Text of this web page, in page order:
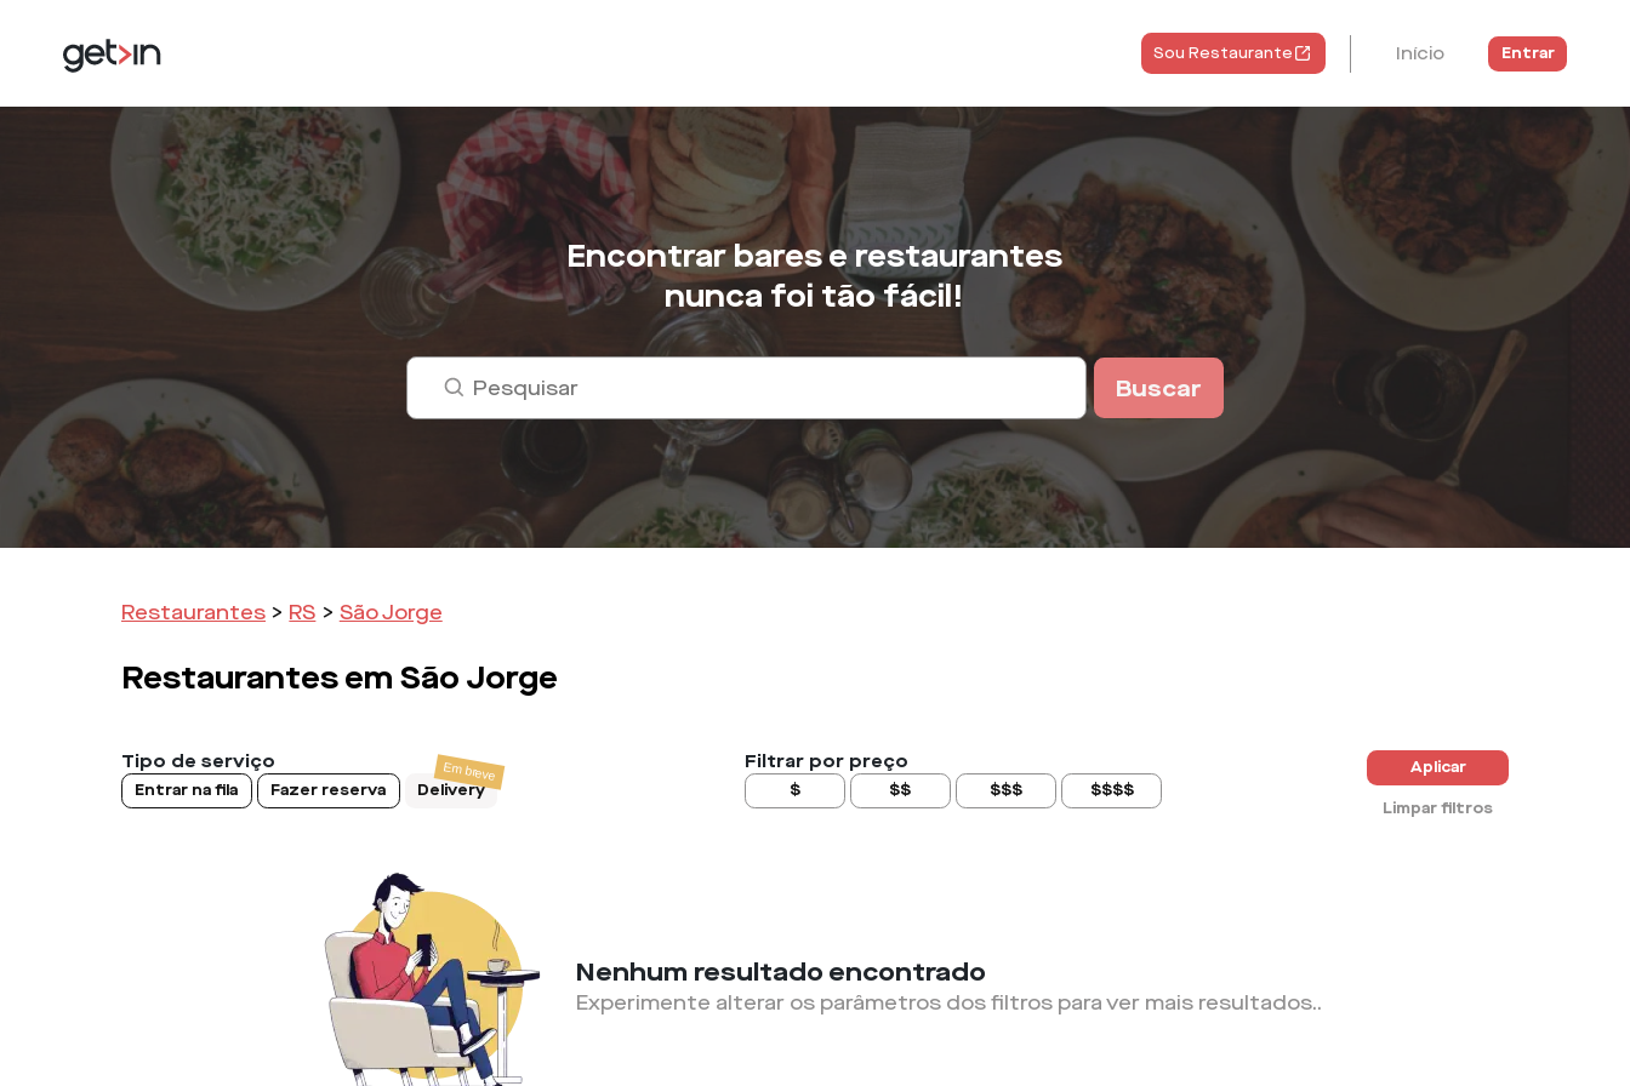
Sou Restaurante Início Entrar
Encontrar bares e restaurantes
nunca foi tão fácil!
Buscar
Restaurantes > RS > São Jorge
Restaurantes em São Jorge
Tipo de serviço
Entrar na fila Fazer reserva Delivery
Filtrar por preço
$ $$ $$$ $$$$
Aplicar
Limpar filtros
Nenhum resultado encontrado
Experimente alterar os parâmetros dos filtros para ver mais resultados..